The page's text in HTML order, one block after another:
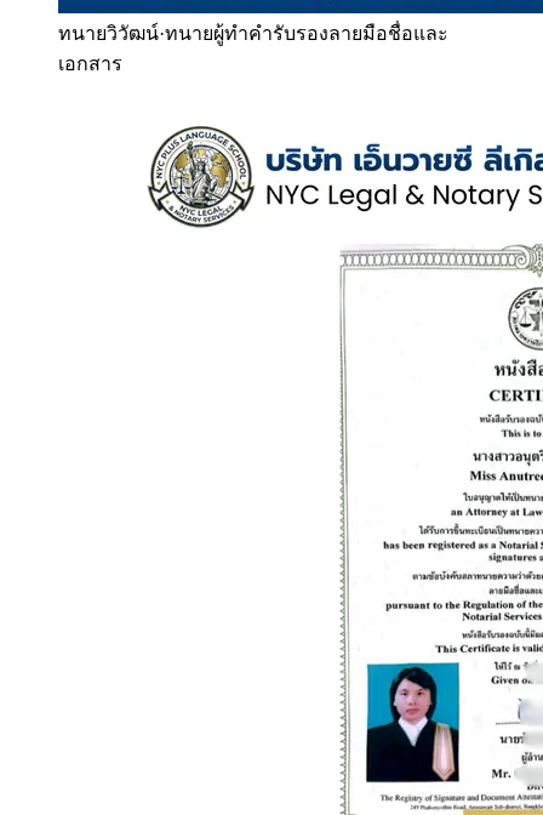
ทนายวิวัฒน์·ทนายผู้ทำคำรับรองลายมือชื่อและ
เอกสาร